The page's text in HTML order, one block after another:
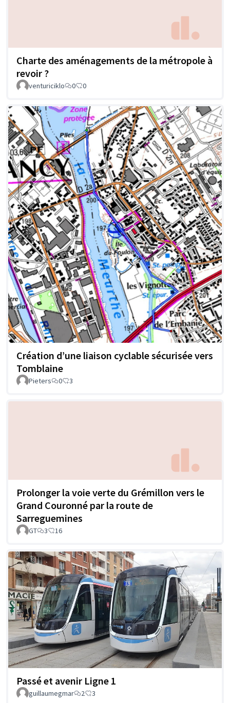
Charte des aménagements de la métropole à
revoir ?
venturiciklo 0 0
Création d’une liaison cyclable sécurisée vers
Tomblaine
Pieters 0 3
Prolonger la voie verte du Grémillon vers le
Grand Couronné par la route de
Sarreguemines
GT 3 16
Passé et avenir Ligne 1
guillaumegmar 2 3